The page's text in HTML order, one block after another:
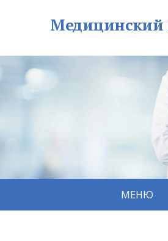
Медицинский
МЕНЮ